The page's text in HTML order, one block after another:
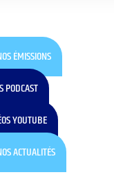
ÉMISSIONS
PODCAST
YOUTUBE
ACTUALITÉS